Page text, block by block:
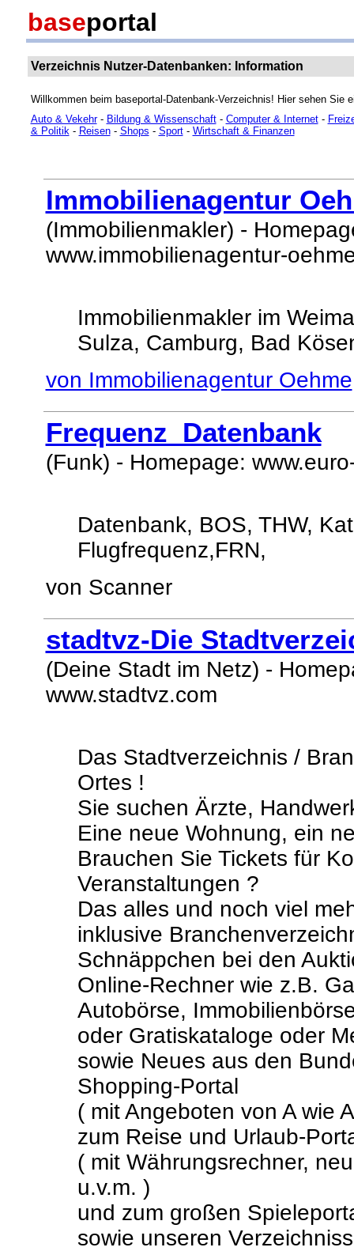
baseportal
Verzeichnis Nutzer-Datenbanken: Information
Willkommen beim baseportal-Datenbank-Verzeichnis! Hier sehen Sie
Auto & Vekehr- Bildung & Wissenschaft- Computer & Internet-
& Politik- Reisen- Shops - Sport- Wirtschaft & Finanzen
Immobilienagentur
(Immobilienmakler) -
www.immobilienagentur-
Immobilienmakler im
Sulza, Camburg, Bad
von Immobilienagentur Oehme
Frequenz_Datenbank
(Funk) - Homepage:
Datenbank, BOS, THW,
Flugfrequenz,FRN,
von Scanner
stadtvz-Die
(Deine Stadt im Netz) -
www.stadtvz.com
Das Stadtverzeichnis /
Ortes !
Sie suchen Ärzte,
Eine neue Wohnung, ein
Brauchen Sie Tickets für
Veranstaltungen ?
Das alles und noch viel
inklusive
Schnäppchen bei den
Online-Rechner wie z.B.
Autobörse,
oder Gratiskataloge oder
sowie Neues aus den
Shopping-Portal
( mit Angeboten von A wie
zum Reise und Urlaub-
( mit Währungsrechner,
u.v.m. )
und zum großen
sowie unseren